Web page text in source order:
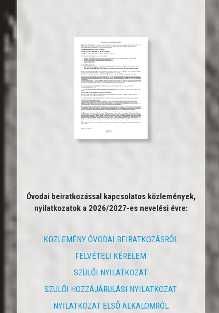
Óvodai beiratkozással kapcsolatos közlemények,
nyilatkozatok a 2026/2027-es nevelési évre:
KÖZLEMÉNY ÓVODAI BEIRATKOZÁSRÓL
FELVÉTELI KÉRELEM
SZÜLŐI NYILATKOZAT
SZÜLŐI HOZZÁJÁRULÁSI NYILATKOZAT
NYILATKOZAT ELSŐ ALKALOMRÓL